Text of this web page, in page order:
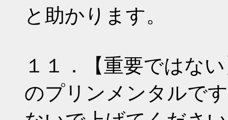
と助かります。
１１．【重要ではな
のプリンメンタルで